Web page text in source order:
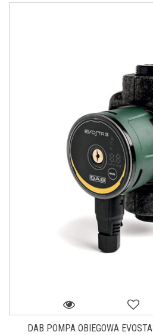
DAB POMPA OBIEGOWA